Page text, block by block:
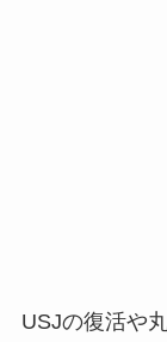
USJの復活や